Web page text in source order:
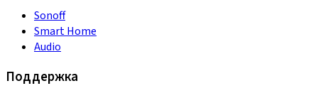
Sonoff
Smart Home
Audio
Поддержка